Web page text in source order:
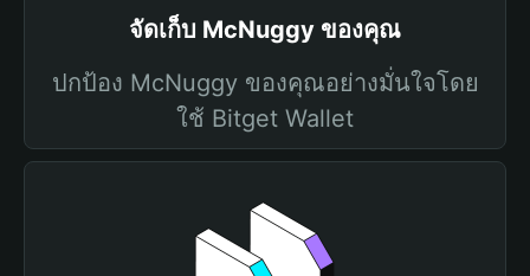
จัดเก็บ McNuggy ของคุณ
ปกป้อง McNuggy ของคุณอย่างมั่นใจโดย
ใช้ Bitget Wallet